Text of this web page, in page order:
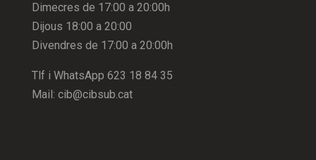
Dimecres de 17:00 a 20:00h
Dijous 18:00 a 20:00
Divendres de 17:00 a 20:00h
Tlf i WhatsApp 623 18 84 35
Mail: cib@cibsub.cat